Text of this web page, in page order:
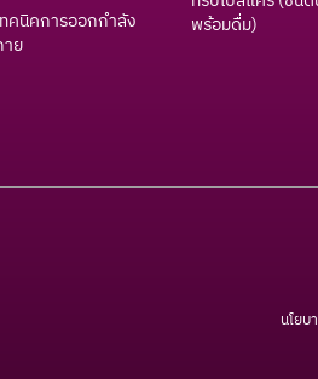
คนิคการออกกำลัง
ย
พร้อมดื่ม)
นโยบ